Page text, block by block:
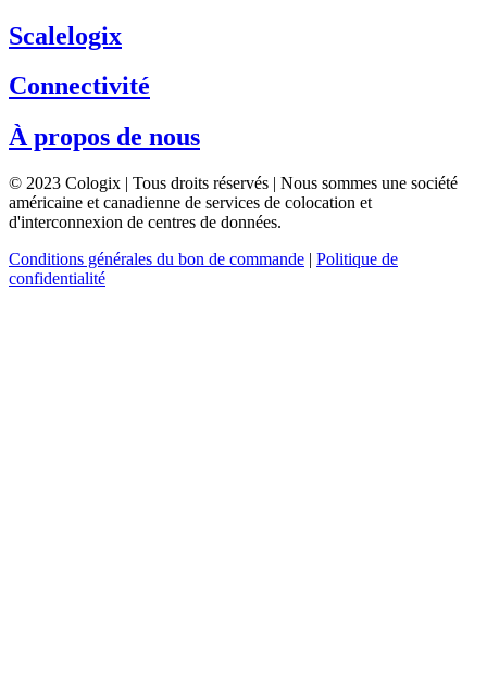
Scalelogix
Connectivité
À propos de nous
© 2023 Cologix | Tous droits réservés | Nous sommes une société
américaine et canadienne de services de colocation et
d'interconnexion de centres de données.
Conditions générales du bon de commande | Politique de
confidentialité